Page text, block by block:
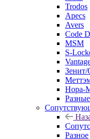
Trodos
Apecs
Avers
Code
MSM
S-
Зенит/
Нора-
Разные
Разное